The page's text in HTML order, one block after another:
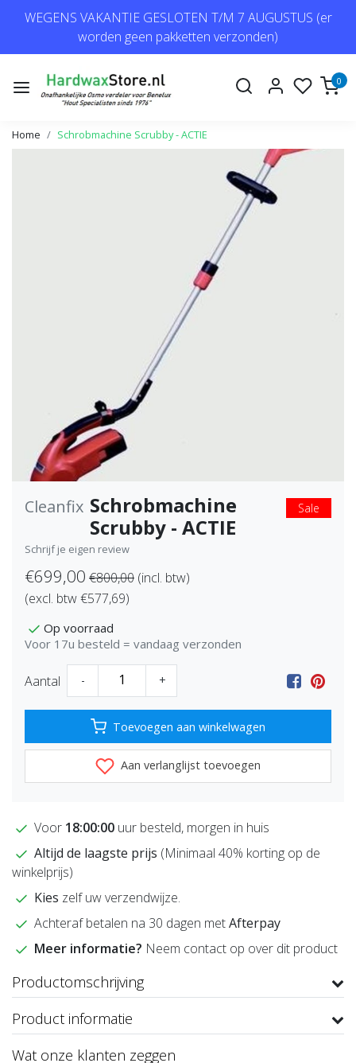
WEGENS VAKANTIE GESLOTEN T/M 7 AUGUSTUS (er
worden geen pakketten verzonden)
0
Home Schrobmachine Scrubby - ACTIE
Cleanfix Schrobmachine
Scrubby - ACTIE
Sale
Schrijf je eigen review
€699,00 €800,00 (incl. btw)
(excl. btw €577,69)
Op voorraad
Voor 17u besteld = vandaag verzonden
Aantal - +
Toevoegen aan winkelwagen
Aan verlanglijst toevoegen
Voor 18:00:00 uur besteld, morgen in huis
Altijd de laagste prijs (Minimaal 40% korting op de
winkelprijs)
Kies zelf uw verzendwijze.
Achteraf betalen na 30 dagen metAfterpay
Meer informatie? Neem contact op over dit product
Productomschrijving
Product informatie
Wat onze klanten zeggen